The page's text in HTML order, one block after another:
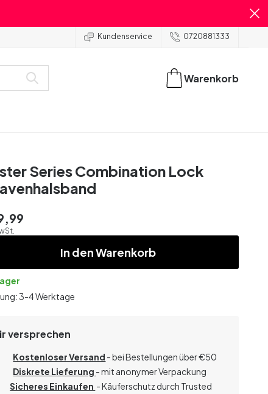
Kundenservice 0720881333
Warenkorb
Series Combination Lock
In den Warenkorb
3-4 Werktage
versprechen
Kostenloser Versand - bei Bestellungen über€50
Diskrete Lieferung - mit anonymer Verpackung
Sicheres Einkaufen - Käuferschutz durch Trusted